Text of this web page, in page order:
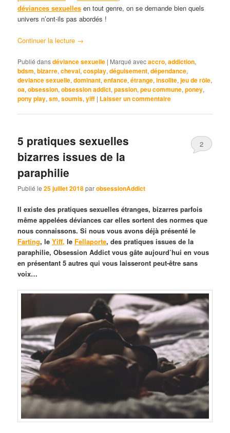
déviances sexuelles en tout genre, on se demande bien quels
univers n’ont-ils pas abordés !
Continuer la lecture →
Publié dansdéviance sexuelle | Marqué avecaccro,addiction,
bdsm,bizarre,cheval,cosplay,déguisement,dépendance,
deviance sexuelle,dominant,enfance,étrange,insolite,jeu de rôle,
oa,obsession,obsession addict,passion,peu commune,poney,
pony play,sm,soumis,yiff | Laisser un commentaire
5 pratiques sexuelles
bizarres issues de la
paraphilie
Publié le25 juillet 2018parobsessionAddict
2
Il existe des pratiques sexuelles étranges, bizarres parfois
même appelées déviances car elles sortent des normes que
nous connaissons. Si nous vous avons déjà présenté le
Farting, leYiff, le Fellaporte, des pratiques issues de la
paraphilie, Obsession Addict vous gâte aujourd’hui en vous
en présentant 5 autres qui vous laisseront peut-être sans
voix…